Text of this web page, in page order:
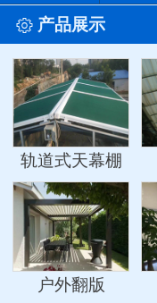
 产品展示
轨道式天幕棚
户外翻版